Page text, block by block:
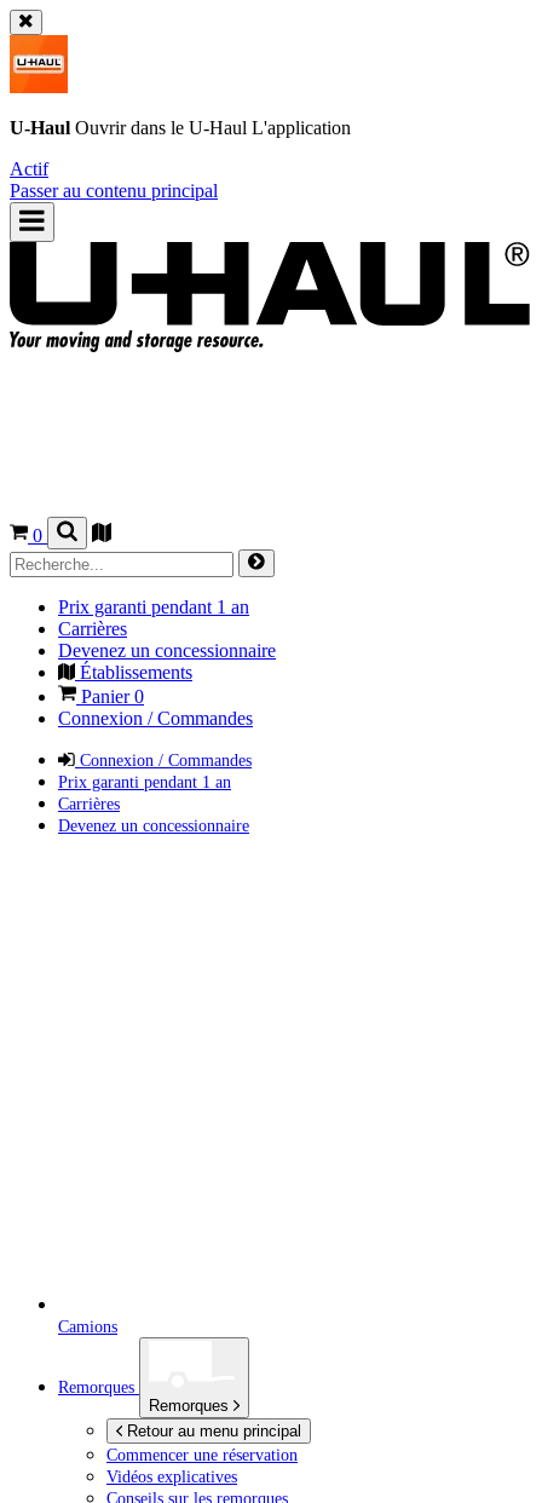
U-Haul Ouvrir dans le U-Haul L'application
Actif
Passer au contenu principal
0
Prix garanti pendant 1 an
Carrières
Devenez un concessionnaire
Établissements
Panier0
Connexion / Commandes
Connexion / Commandes
Prix garanti pendant 1 an
Carrières
Devenez un concessionnaire
Camions
Remorques
Remorques
Retour au menu principal
Commencer une réservation
Vidéos explicatives
Conseils sur les remorques